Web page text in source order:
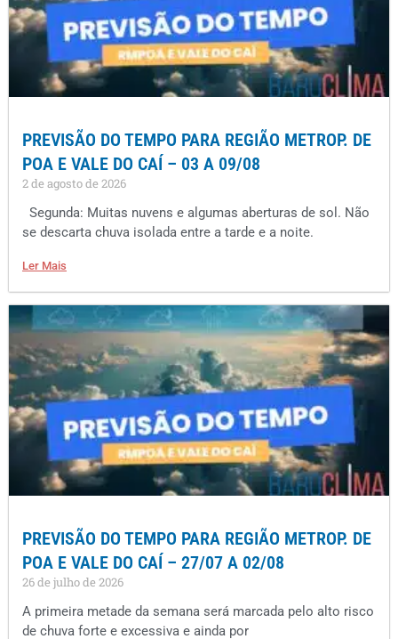
PREVISÃO DO TEMPO PARA REGIÃO METROP. DE
POA E VALE DO CAÍ – 03 A 09/08
2 de agosto de 2026
Segunda: Muitas nuvens e algumas aberturas de sol. Não
se descarta chuva isolada entre a tarde e a noite.
Ler Mais
PREVISÃO DO TEMPO PARA REGIÃO METROP. DE
POA E VALE DO CAÍ – 27/07 A 02/08
26 de julho de 2026
A primeira metade da semana será marcada pelo alto risco
de chuva forte e excessiva e ainda por